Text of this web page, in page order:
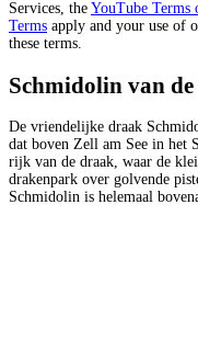
Services, the YouTube Terms
Terms apply and your use of
these terms.
Schmidolin van
De vriendelijke draak
dat boven Zell am See in het
rijk van de draak, waar de
drakenpark over golvende
Schmidolin is helemaal